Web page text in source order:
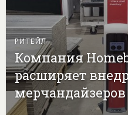
РИТЕЙЛ
Компания
расширяет